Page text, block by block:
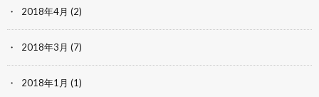
2018年4月 (2)
2018年3月 (7)
2018年1月 (1)